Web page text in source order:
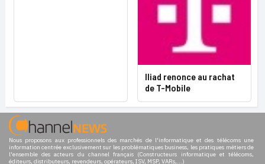
Iliad renonce au rachat
de T-Mobile
Nous proposons aux professionnels des marchés de l'informatique et des télécoms une
information centrée exclusivement sur les problématiques business, les pratiques métiers de
l'ensemble des acteurs du channel français (Constructeurs informatique et télécoms,
éditeurs, distributeurs, revendeurs, opérateurs, ISV, MSP, VARs,...)